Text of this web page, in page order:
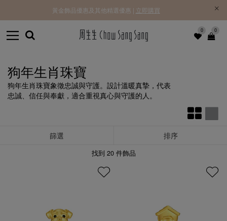
0 0
黃金飾品優惠及其他精選優惠 | 立即購買
狗年生肖珠寶
狗年生肖珠寶象徵忠誠與守護。設計溫暖真摯，代表
忠誠、信任與奉獻，適合重視真心與守護的人。
篩選 排序
找到 20件飾品